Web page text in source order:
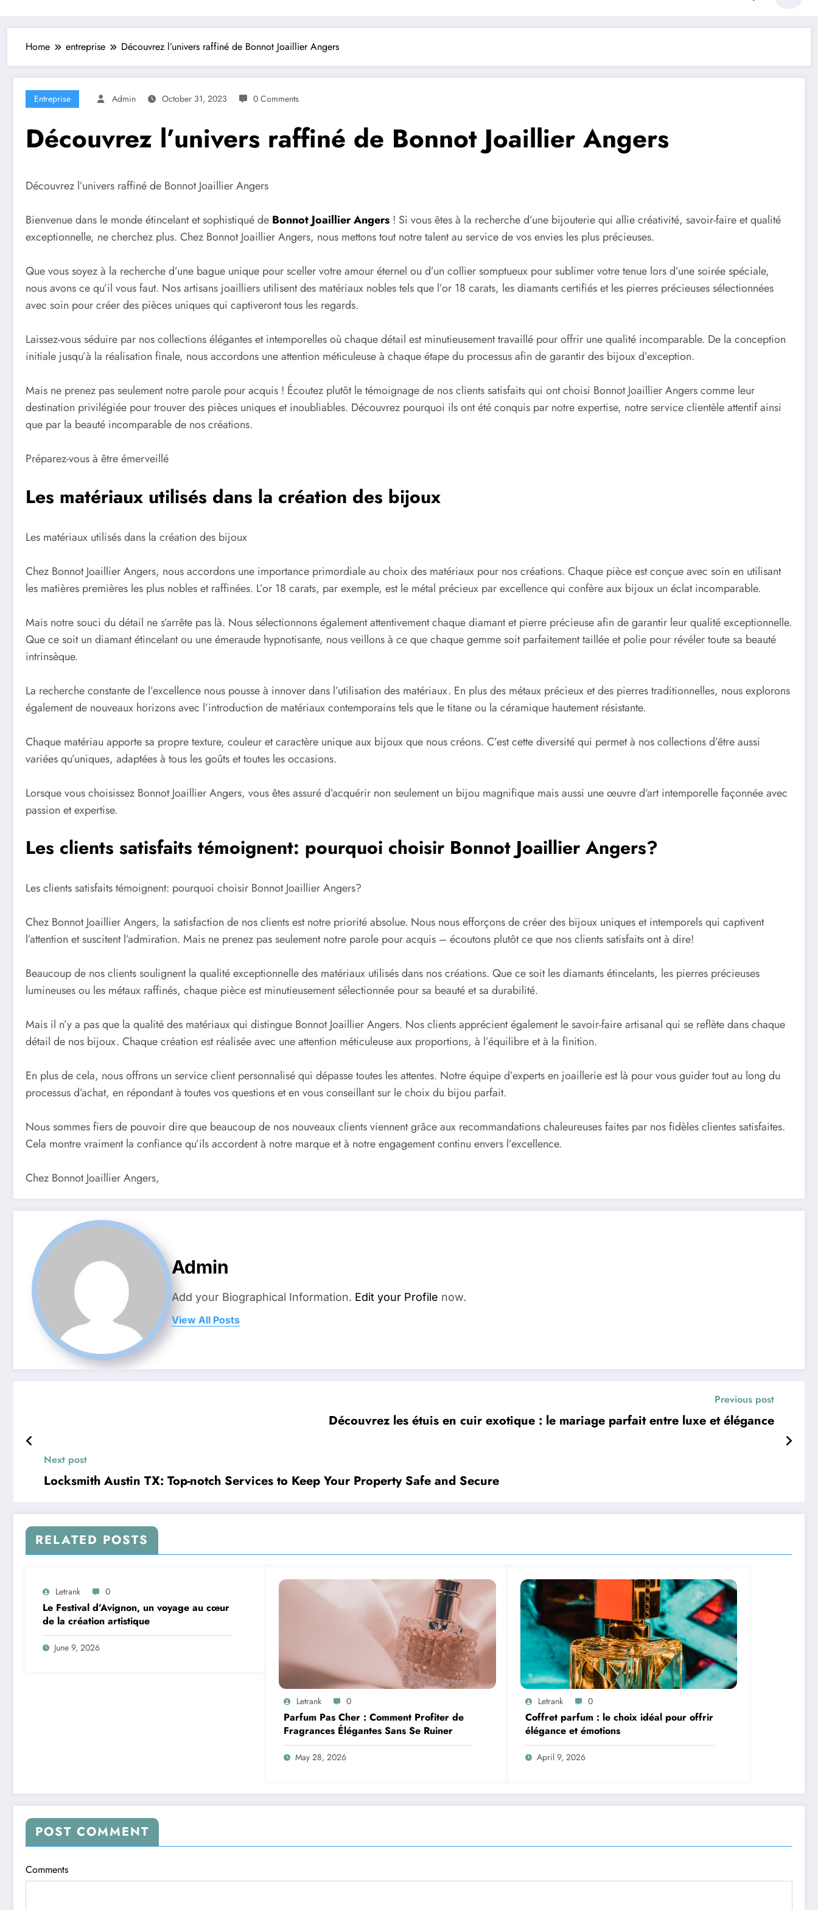
Home entreprise Découvrez l’univers raffiné de Bonnot Joaillier Angers
Entreprise Admin October 31, 2023 0 Comments
Découvrez l’univers raffiné de Bonnot Joaillier Angers
Découvrez l’univers raffiné de Bonnot Joaillier Angers
Bienvenue dans le monde étincelant et sophistiqué de Bonnot Joaillier Angers ! Si vous êtes à la recherche d’une bijouterie qui allie créativité, savoir-faire et qualité
exceptionnelle, ne cherchez plus. Chez Bonnot Joaillier Angers, nous mettons tout notre talent au service de vos envies les plus précieuses.
Que vous soyez à la recherche d’une bague unique pour sceller votre amour éternel ou d’un collier somptueux pour sublimer votre tenue lors d’une soirée spéciale,
nous avons ce qu’il vous faut. Nos artisans joailliers utilisent des matériaux nobles tels que l’or 18 carats, les diamants certifiés et les pierres précieuses sélectionnées
avec soin pour créer des pièces uniques qui captiveront tous les regards.
Laissez-vous séduire par nos collections élégantes et intemporelles où chaque détail est minutieusement travaillé pour offrir une qualité incomparable. De la conception
initiale jusqu’à la réalisation finale, nous accordons une attention méticuleuse à chaque étape du processus afin de garantir des bijoux d’exception.
Mais ne prenez pas seulement notre parole pour acquis ! Écoutez plutôt le témoignage de nos clients satisfaits qui ont choisi Bonnot Joaillier Angers comme leur
destination privilégiée pour trouver des pièces uniques et inoubliables. Découvrez pourquoi ils ont été conquis par notre expertise, notre service clientèle attentif ainsi
que par la beauté incomparable de nos créations.
Préparez-vous à être émerveillé
Les matériaux utilisés dans la création des bijoux
Les matériaux utilisés dans la création des bijoux
Chez Bonnot Joaillier Angers, nous accordons une importance primordiale au choix des matériaux pour nos créations. Chaque pièce est conçue avec soin en utilisant
les matières premières les plus nobles et raffinées. L’or 18 carats, par exemple, est le métal précieux par excellence qui confère aux bijoux un éclat incomparable.
Mais notre souci du détail ne s’arrête pas là. Nous sélectionnons également attentivement chaque diamant et pierre précieuse afin de garantir leur qualité exceptionnelle.
Que ce soit un diamant étincelant ou une émeraude hypnotisante, nous veillons à ce que chaque gemme soit parfaitement taillée et polie pour révéler toute sa beauté
intrinsèque.
La recherche constante de l’excellence nous pousse à innover dans l’utilisation des matériaux. En plus des métaux précieux et des pierres traditionnelles, nous explorons
également de nouveaux horizons avec l’introduction de matériaux contemporains tels que le titane ou la céramique hautement résistante.
Chaque matériau apporte sa propre texture, couleur et caractère unique aux bijoux que nous créons. C’est cette diversité qui permet à nos collections d’être aussi
variées qu’uniques, adaptées à tous les goûts et toutes les occasions.
Lorsque vous choisissez Bonnot Joaillier Angers, vous êtes assuré d’acquérir non seulement un bijou magnifique mais aussi une œuvre d’art intemporelle façonnée avec
passion et expertise.
Les clients satisfaits témoignent: pourquoi choisir Bonnot Joaillier Angers?
Les clients satisfaits témoignent: pourquoi choisir Bonnot Joaillier Angers?
Chez Bonnot Joaillier Angers, la satisfaction de nos clients est notre priorité absolue. Nous nous efforçons de créer des bijoux uniques et intemporels qui captivent
l’attention et suscitent l’admiration. Mais ne prenez pas seulement notre parole pour acquis – écoutons plutôt ce que nos clients satisfaits ont à dire!
Beaucoup de nos clients soulignent la qualité exceptionnelle des matériaux utilisés dans nos créations. Que ce soit les diamants étincelants, les pierres précieuses
lumineuses ou les métaux raffinés, chaque pièce est minutieusement sélectionnée pour sa beauté et sa durabilité.
Mais il n’y a pas que la qualité des matériaux qui distingue Bonnot Joaillier Angers. Nos clients apprécient également le savoir-faire artisanal qui se reflète dans chaque
détail de nos bijoux. Chaque création est réalisée avec une attention méticuleuse aux proportions, à l’équilibre et à la finition.
En plus de cela, nous offrons un service client personnalisé qui dépasse toutes les attentes. Notre équipe d’experts en joaillerie est là pour vous guider tout au long du
processus d’achat, en répondant à toutes vos questions et en vous conseillant sur le choix du bijou parfait.
Nous sommes fiers de pouvoir dire que beaucoup de nos nouveaux clients viennent grâce aux recommandations chaleureuses faites par nos fidèles clientes satisfaites.
Cela montre vraiment la confiance qu’ils accordent à notre marque et à notre engagement continu envers l’excellence.
Chez Bonnot Joaillier Angers,
Admin
Add your Biographical Information. Edit your Profile now.
View All Posts
Previous post
Découvrez les étuis en cuir exotique : le mariage parfait entre luxe et élégance
Next post
Locksmith Austin TX: Top-notch Services to Keep Your Property Safe and Secure
RELATED POSTS
Letrank 0
Le Festival d’Avignon, un voyage au cœur
de la création artistique
June 9, 2026
Letrank 0
Parfum Pas Cher : Comment Profiter de
Fragrances Élégantes Sans Se Ruiner
May 28, 2026
Letrank 0
Coffret parfum : le choix idéal pour offrir
élégance et émotions
April 9, 2026
POST COMMENT
Comments